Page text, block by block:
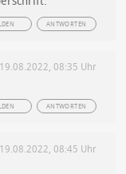
ANTWORTEN
19.08.2022, 08:35 Uhr
ANTWORTEN
19.08.2022, 08:45 Uhr